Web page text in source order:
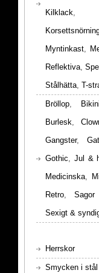
Kilklack,
Myntinkast,
Reflektiva,
Stålhätta, T-
Bröllop,
Burlesk,
Gangster,
Gothic, Jul &
Medicinska,
Retro,
Sexigt &
Herrskor
Smycken i stål